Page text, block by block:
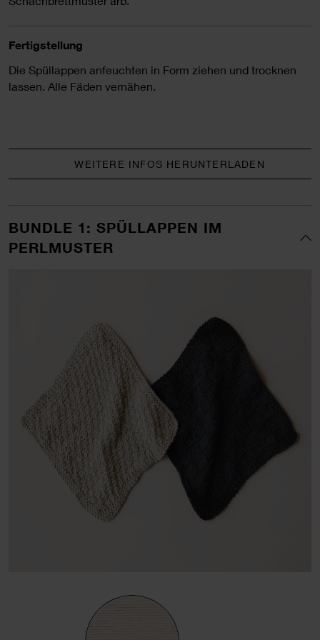
Fertigstellung
Die Spüllappen anfeuchten in Form ziehen und trocknen
lassen. Alle Fäden vernähen.
WEITERE INFOS HERUNTERLADEN
BUNDLE 1: SPÜLLAPPEN IM
PERLMUSTER